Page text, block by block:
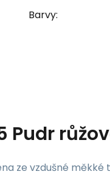
Barvy:
Pudr
ze vzdušné